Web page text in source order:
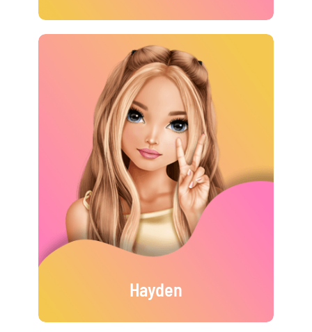
Hayden